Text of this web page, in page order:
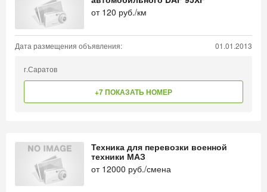
от 120 руб./км
Дата размещения объявления: 01.01.2013
г.Саратов
+7 ПОКАЗАТЬ НОМЕР
Техника для перевозки военной
техники МАЗ
от 12000 руб./смена